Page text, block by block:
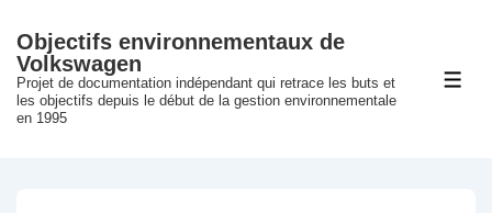
passer
au
contenu
Objectifs environnementaux de
Volkswagen
Projet de documentation indépendant qui retrace les buts et
les objectifs depuis le début de la gestion environnementale
en 1995